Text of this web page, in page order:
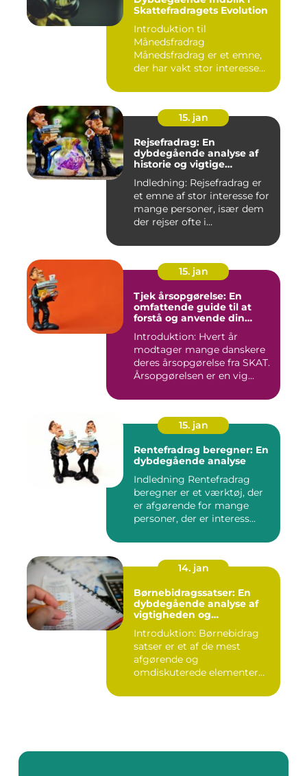
Skattefradragets Evolution
Introduktion til
Månedsfradrag
Månedsfradrag er et emne,
der har vakt stor interesse
15. jan
Rejsefradrag: En
dybdegående analyse af
historie og vigtige
Indledning: Rejsefradrag er
et emne af stor interesse for
mange personer, især dem
der rejser ofte i...
15. jan
Tjek årsopgørelse: En
omfattende guide til at
forstå og anvende din
Introduktion: Hvert år
modtager mange danskere
deres årsopgørelse fra SKAT.
Årsopgørelsen er en vig...
15. jan
Rentefradrag beregner: En
dybdegående analyse
Indledning Rentefradrag
beregner er et værktøj, der
er afgørende for mange
personer, der er interess...
14. jan
Børnebidragssatser: En
dybdegående analyse af
vigtigheden og
Introduktion: Børnebidrag
satser er et af de mest
afgørende og
omdiskuterede elementer